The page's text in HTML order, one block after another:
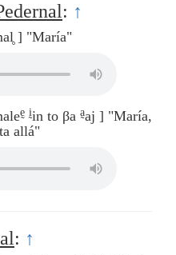
: ↑
] "María"
ḛ ḭin to βa a̰aj ] "María,
allá"
: ↑